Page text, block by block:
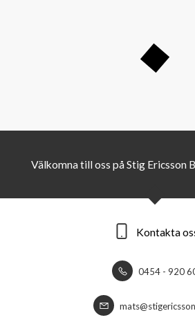
Välkomna till oss på Stig Ericsson
Kontakta
0454 - 920